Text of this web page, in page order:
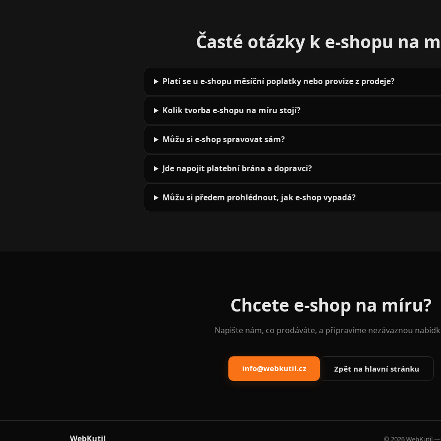
Časté otázky k e-shopu na
Platí se u e-shopu měsíční poplatky nebo provize z prodeje?
Kolik tvorba e-shopu na míru stojí?
Můžu si e-shop spravovat sám?
Jde napojit platební brána a dopravci?
Můžu si předem prohlédnout, jak e-shop vypadá?
Chcete e-shop na míru?
Napište nám, co prodáváte, a připravíme nezávaznou
info@webkutil.cz Zpět na hlavní stránku
WebKutil © 2026 WebKutil —